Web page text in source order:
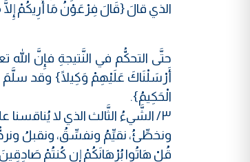
الذي قالَ {قَالَ فِرْعَوْنُ مَا أُرِيكُمْ
حتَّى التحكُّم في النَّتيجةِ فإِنَّ
أَرْسَلْنَاكَ عَلَيْهِمْ وَكِيلًا} وقد سلَّمَ
الْحَكِيمُ}.
٣/ الشَّيءُ الثَّالث الذي لا
ونخطِّئُ، نقيِّمُ ونفسِّقُ، ونقبلُ
قُلْ هَاتُوا بُرْهَانَكُمْ إِن كُنتُمْ